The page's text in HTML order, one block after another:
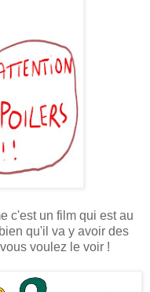
c'est un film qui est au
qu'il va y avoir des
voulez le voir !